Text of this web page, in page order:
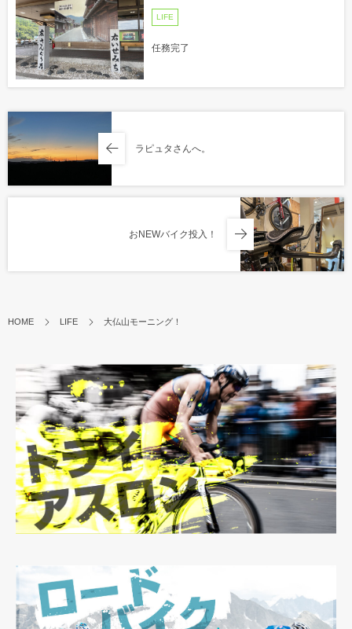
LIFE
任務完了
ラピュタさんへ。
おNEWバイク投入！
HOME LIFE 大仏山モーニング！